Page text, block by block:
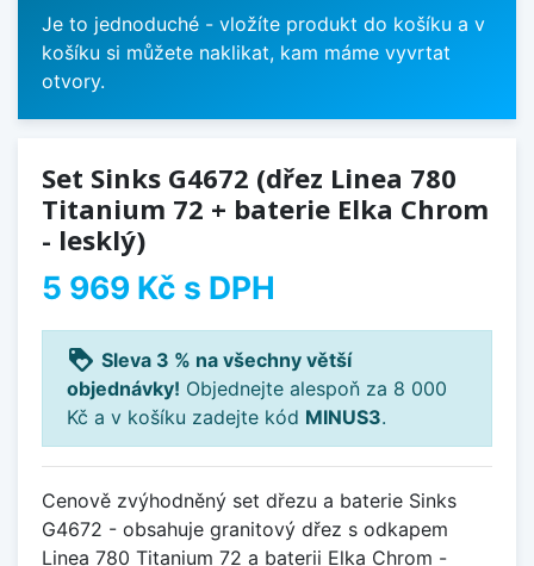
Je to jednoduché - vložíte produkt do košíku a v
košíku si můžete naklikat, kam máme vyvrtat
otvory.
Set Sinks G4672 (dřez Linea 780
Titanium 72 + baterie Elka Chrom
- lesklý)
5 969 Kč s DPH
loyalty Sleva 3 % na všechny větší
objednávky! Objednejte alespoň za 8 000
Kč a v košíku zadejte kód MINUS3.
Cenově zvýhodněný set dřezu a baterie Sinks
G4672 - obsahuje granitový dřez s odkapem
Linea 780 Titanium 72 a baterii Elka Chrom -